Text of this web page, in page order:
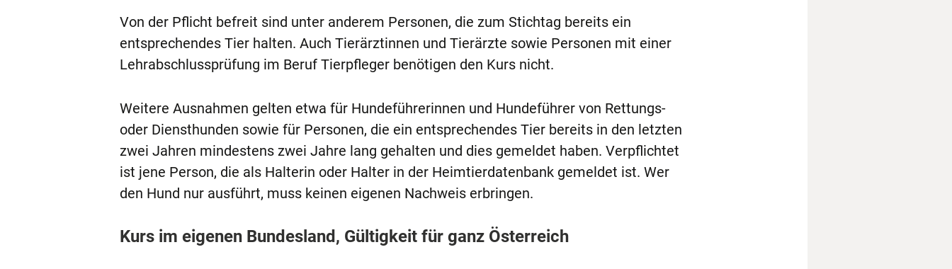
Von der Pflicht befreit sind unter anderem Personen, die zum Stichtag bereits ein
entsprechendes Tier halten. Auch Tierärztinnen und Tierärzte sowie Personen mit einer
Lehrabschlussprüfung im Beruf Tierpfleger benötigen den Kurs nicht.
Weitere Ausnahmen gelten etwa für Hundeführerinnen und Hundeführer von Rettungs-
oder Diensthunden sowie für Personen, die ein entsprechendes Tier bereits in den letzten
zwei Jahren mindestens zwei Jahre lang gehalten und dies gemeldet haben. Verpflichtet
ist jene Person, die als Halterin oder Halter in der Heimtierdatenbank gemeldet ist. Wer
den Hund nur ausführt, muss keinen eigenen Nachweis erbringen.
Kurs im eigenen Bundesland, Gültigkeit für ganz Österreich